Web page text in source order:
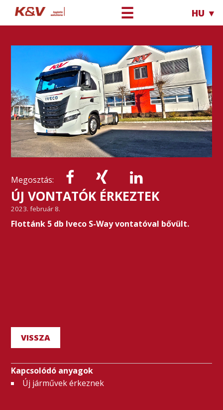
☰ HU ▼
Megosztás:
ÚJ VONTATÓK ÉRKEZTEK
2023. február 8.
Flottánk 5 db Iveco S-Way vontatóval bővült.
VISSZA
Kapcsolódó anyagok
Új járművek érkeznek